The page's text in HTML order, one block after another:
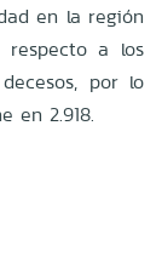
en la región
respecto a los
por lo
en 2.918.